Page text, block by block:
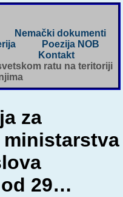
Nemački dokumenti
Poezija NOB
Kontakt
ratu na teritoriji
za
ministarstva
od 29…